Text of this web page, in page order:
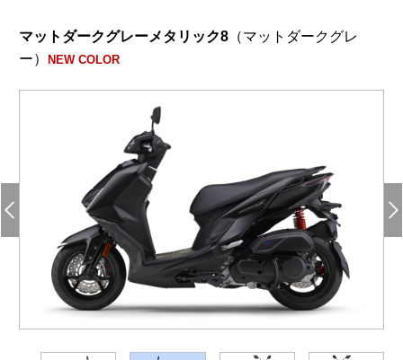
マットダークグレーメタリック8 （マットダークグレ
ー）
NEW COLOR